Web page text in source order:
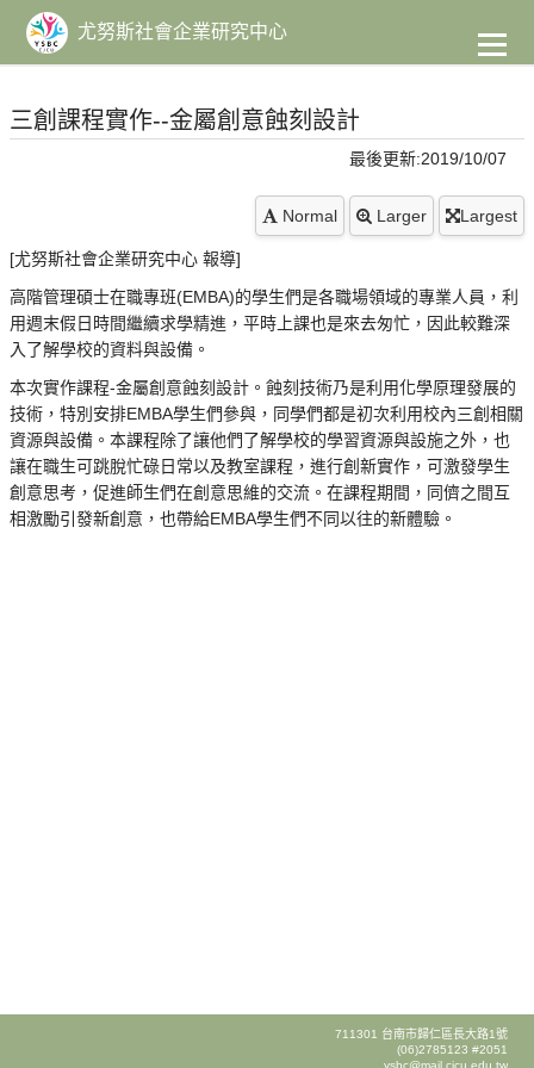
主
要
容
尤努斯社會企業研究中心
三創課程實作--金屬創意蝕刻設計
最後更新:2019/10/07
Normal Larger Largest
[尤努斯社會企業研究中心 報導]
高階管理碩士在職專班(EMBA)的學生們是各職場領域的專業人員，利
用週末假日時間繼續求學精進，平時上課也是來去匆忙，因此較難深
入了解學校的資料與設備。
本次實作課程-金屬創意蝕刻設計。蝕刻技術乃是利用化學原理發展的
技術，特別安排EMBA學生們參與，同學們都是初次利用校內三創相關
資源與設備。本課程除了讓他們了解學校的學習資源與設施之外，也
讓在職生可跳脫忙碌日常以及教室課程，進行創新實作，可激發學生
創意思考，促進師生們在創意思維的交流。在課程期間，同儕之間互
相激勵引發新創意，也帶給EMBA學生們不同以往的新體驗。
711301 台南市歸仁區長大路1號
(06)2785123 #2051